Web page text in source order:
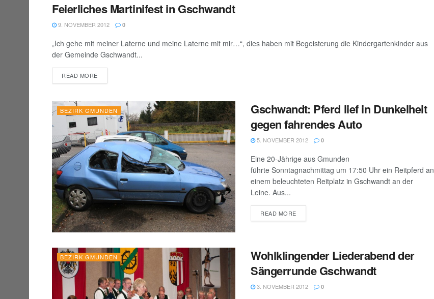
BEZIRK GMUNDEN
Feierliches Martinifest in Gschwandt
9. NOVEMBER 2012 0
„Ich gehe mit meiner Laterne und meine Laterne mit mir…“, dies haben mit Begeisterung die Kindergartenkinder aus
der Gemeinde Gschwandt...
READ MOREDETAILS
BEZIRK GMUNDEN
Gschwandt: Pferd lief in Dunkelheit
gegen fahrendes Auto
5. NOVEMBER 2012 0
Eine 20-Jährige aus Gmunden
führte Sonntagnachmittag um 17:50 Uhr ein Reitpferd an
einem beleuchteten Reitplatz in Gschwandt an der
Leine. Aus...
READ MOREDETAILS
BEZIRK GMUNDEN
Wohlklingender Liederabend der
Sängerrunde Gschwandt
3. NOVEMBER 2012 0